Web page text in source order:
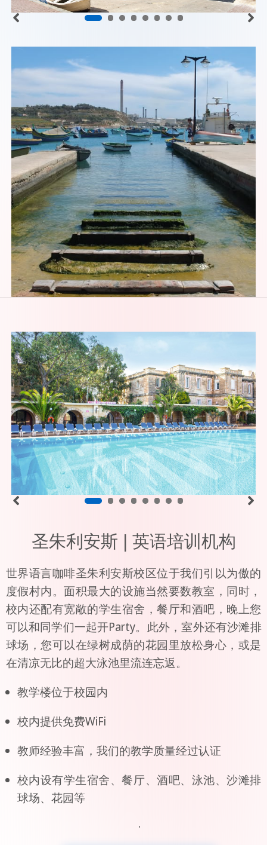
圣朱利安斯 | 英语培训机构
世界语言咖啡圣朱利安斯校区位于我们引以为傲的
度假村内。面积最大的设施当然要数教室，同时，
校内还配有宽敞的学生宿舍，餐厅和酒吧，晚上您
可以和同学们一起开Party。此外，室外还有沙滩排
球场，您可以在绿树成荫的花园里放松身心，或是
在清凉无比的超大泳池里流连忘返。
教学楼位于校园内
校内提供免费WiFi
教师经验丰富，我们的教学质量经过认证
校内设有学生宿舍、餐厅、酒吧、泳池、沙滩排
球场、花园等
·